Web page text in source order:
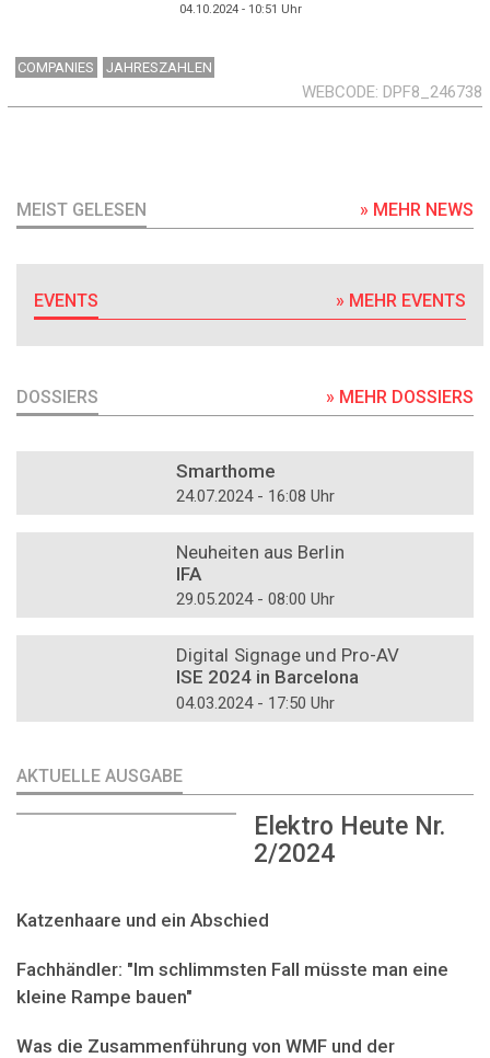
04.10.2024 - 10:51 Uhr
COMPANIES JAHRESZAHLEN
WEBCODE DPF8_246738
MEIST GELESEN » MEHR NEWS
EVENTS » MEHR EVENTS
DOSSIERS » MEHR DOSSIERS
Smarthome
24.07.2024 - 16:08 Uhr
Neuheiten aus Berlin
IFA
29.05.2024 - 08:00 Uhr
Digital Signage und Pro-AV
ISE 2024 in Barcelona
04.03.2024 - 17:50 Uhr
AKTUELLE AUSGABE
Elektro Heute Nr.
2/2024
Katzenhaare und ein Abschied
Fachhändler: "Im schlimmsten Fall müsste man eine
kleine Rampe bauen"
Was die Zusammenführung von WMF und der